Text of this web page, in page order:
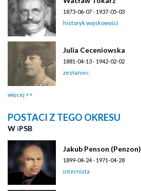
1873-06-07 - 1937-05-03
historyk wojskowości
Julia Ceceniowska
1881-04-13 - 1942-02-02
zesłaniec
więcej
POSTACI Z TEGO OKRESU
W iPSB
Jakub Penson (Penzon)
1899-04-24 - 1971-04-28
internista